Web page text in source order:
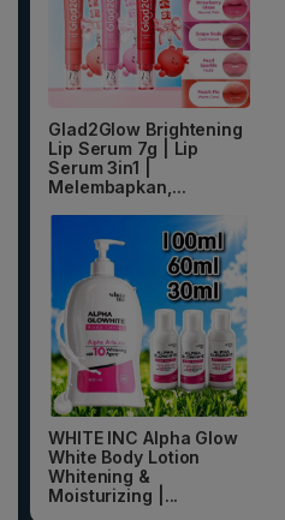
Glad2Glow Brightening
Lip Serum 7g | Lip
Serum 3in1 |
Melembapkan,...
WHITE INC Alpha Glow
White Body Lotion
Whitening &
Moisturizing |...